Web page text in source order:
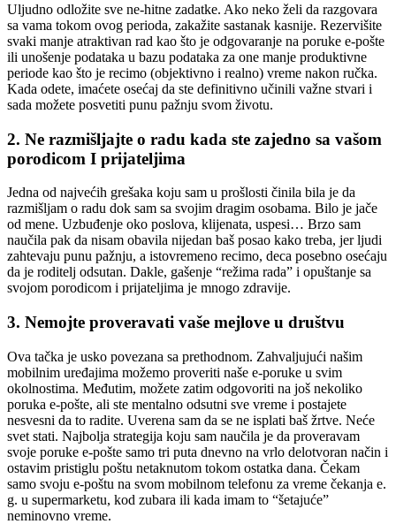
Uljudno odložite sve ne-hitne zadatke. Ako neko želi da razgovara
sa vama tokom ovog perioda, zakažite sastanak kasnije. Rezervišite
svaki manje atraktivan rad kao što je odgovaranje na poruke e-pošte
ili unošenje podataka u bazu podataka za one manje produktivne
periode kao što je recimo (objektivno i realno) vreme nakon ručka.
Kada odete, imaćete osećaj da ste definitivno učinili važne stvari i
sada možete posvetiti punu pažnju svom životu.
2. Ne razmišljajte o radu kada ste zajedno sa vašom
porodicom I prijateljima
Jedna od najvećih grešaka koju sam u prošlosti činila bila je da
razmišljam o radu dok sam sa svojim dragim osobama. Bilo je jače
od mene. Uzbuđenje oko poslova, klijenata, uspesi… Brzo sam
naučila pak da nisam obavila nijedan baš posao kako treba, jer ljudi
zahtevaju punu pažnju, a istovremeno recimo, deca posebno osećaju
da je roditelj odsutan. Dakle, gašenje “režima rada” i opuštanje sa
svojom porodicom i prijateljima je mnogo zdravije.
3. Nemojte proveravati vaše mejlove u društvu
Ova tačka je usko povezana sa prethodnom. Zahvaljujući našim
mobilnim uređajima možemo proveriti naše e-poruke u svim
okolnostima. Međutim, možete zatim odgovoriti na još nekoliko
poruka e-pošte, ali ste mentalno odsutni sve vreme i postajete
nesvesni da to radite. Uverena sam da se ne isplati baš žrtve. Neće
svet stati. Najbolja strategija koju sam naučila je da proveravam
svoje poruke e-pošte samo tri puta dnevno na vrlo delotvoran način i
ostavim pristiglu poštu netaknutom tokom ostatka dana. Čekam
samo svoju e-poštu na svom mobilnom telefonu za vreme čekanja e.
g. u supermarketu, kod zubara ili kada imam to “šetajuće”
neminovno vreme.